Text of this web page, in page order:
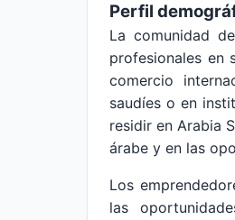
Perfil
La comunidad
profesionales en
comercio
saudíes o en
residir en Arabia
árabe y en las
Los
las